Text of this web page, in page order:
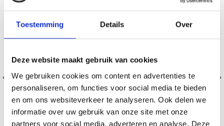
Toestemming Details Over
Deze website maakt gebruik van cookies
We gebruiken cookies om content en advertenties te
personaliseren, om functies voor social media te bieden
en om ons websiteverkeer te analyseren. Ook delen we
informatie over uw gebruik van onze site met onze
partners voor social media, adverteren en analyse. Deze